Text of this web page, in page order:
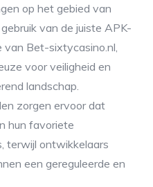
op het gebied van
van de juiste APK-
Bet-sixtycasino.nl,
voor veiligheid en
landschap.
zorgen ervoor dat
hun favoriete
terwijl ontwikkelaars
een gereguleerde en